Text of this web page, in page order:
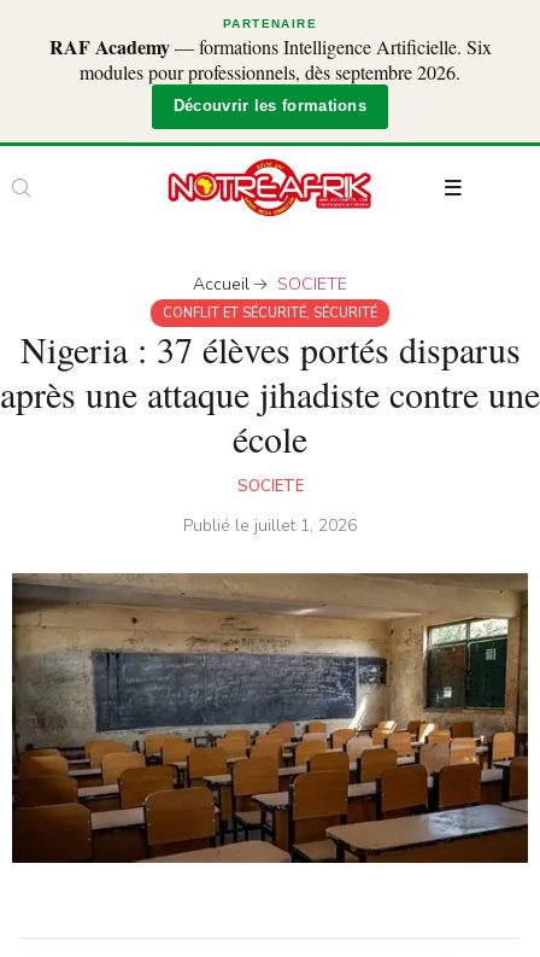
PARTENAIRE
RAF Academy— formations Intelligence Artificielle. Six
modules pour professionnels, dès septembre 2026.
Découvrir les formations
Accueil SOCIETE
CONFLIT ET SÉCURITÉ, SÉCURITÉ
Nigeria : 37 élèves portés disparus
après une attaque jihadiste contre une
école
SOCIETE
Publié le juillet 1, 2026